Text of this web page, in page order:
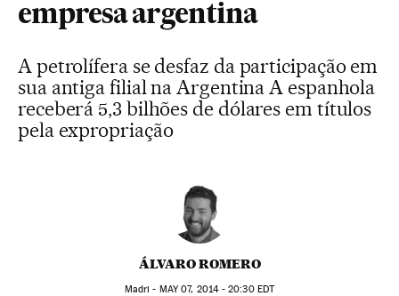
empresa argentina
A petrolífera se desfaz da participação em
sua antiga filial na Argentina A espanhola
receberá 5,3 bilhões de dólares em títulos
pela expropriação
ÁLVARO ROMERO
Madri - MAY07, 2014 - 20:30EDT